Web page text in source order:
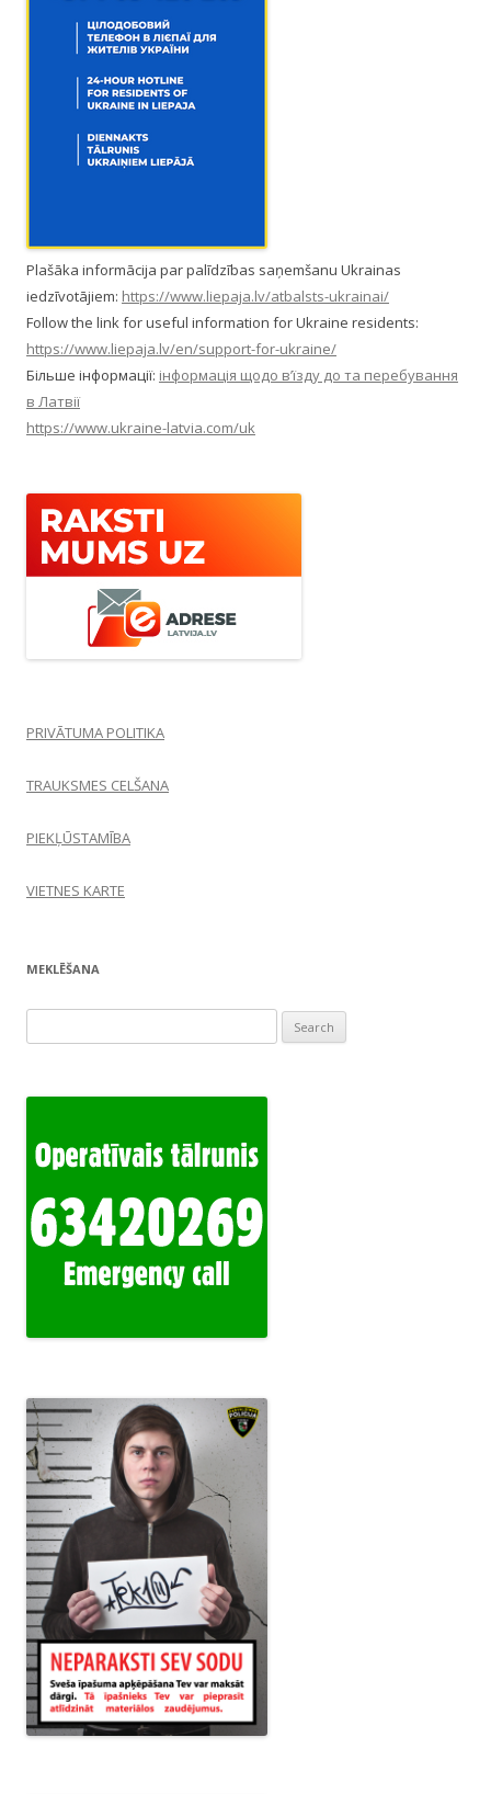
Plašāka informācija par palīdzības saņemšanu Ukrainas
iedzīvotājiem: https://www.liepaja.lv/atbalsts-ukrainai/
Follow the link for useful information for Ukraine residents:
https://www.liepaja.lv/en/support-for-ukraine/
Більше інформації: інформація щодо в’їзду до та перебування
в Латвії
https://www.ukraine-latvia.com/uk
PRIVĀTUMA POLITIKA
TRAUKSMES CELŠANA
PIEKĻŪSTAMĪBA
VIETNES KARTE
MEKLĒŠANA
for: